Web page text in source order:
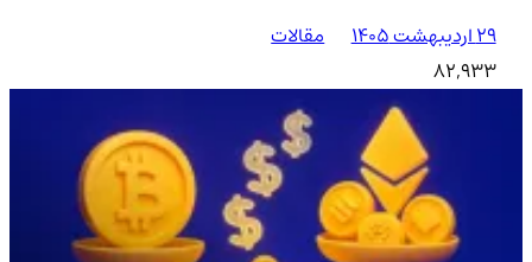
۲۹ اردیبهشت ۱۴۰۵
مقالات
82,933